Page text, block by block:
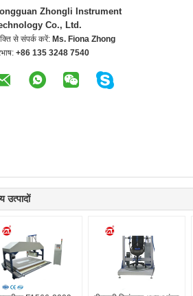
Zhongli Instrument
Co., Ltd.
से संपर्क करें: Ms. Fiona Zhong
+86 135 3248 7540
उत्पादों